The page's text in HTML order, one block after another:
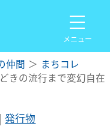
メニュー
仲間
まちコレ
きの流行まで変幻自在
発行物